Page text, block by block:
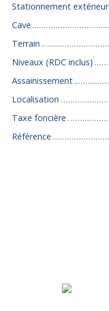
Stationnement extérieur
Cave
Terrain
Niveaux (RDC inclus)
Assainissement
Localisation
Taxe foncière
Référence